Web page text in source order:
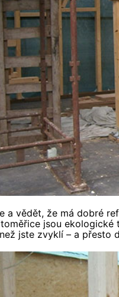
a vědět, že má dobré
jsou
jste zvyklí – a přesto